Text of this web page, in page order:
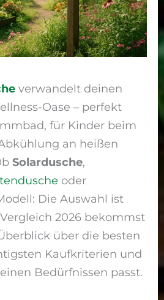
verwandelt deinen
Oase – perfekt
für Kinder beim
an heißen
Solardusche,
oder
Die Auswahl ist
2026 bekommst
über die besten
Kaufkriterien und
Bedürfnissen passt.